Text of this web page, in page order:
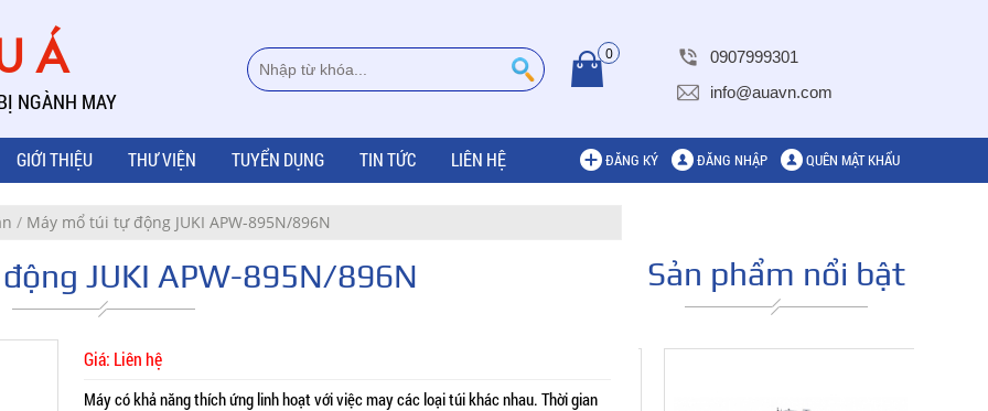
Á
NGÀNH MAY
0
0907999301
info@auavn.com
GIỚI THIỆU THƯ VIỆN TUYỂN DỤNG TIN TỨC LIÊN HỆ ĐĂNG KÝ ĐĂNG NHẬP QUÊN MẬT KHẨU
/ Máy mổ túi tự động JUKI APW-895N/896N
JUKI APW-895N/896N
Giá: Liên hệ
Máy có khả năng thích ứng linh hoạt với việc may các loại túi khác nhau. Thời gian
Sản phẩm nổi bật